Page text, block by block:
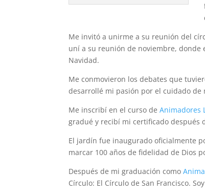
Me invitó a unirme a su reunióndel
uní a su reunión de noviembre, donde
Navidad.
Me conmovieron los debates que
desarrollé mi pasión por el cuidado
Me inscribí en el curso deAnimadores
gradué y recibí mi certificado después
El jardín fue inaugurado oficialmente
marcar 100 años de fidelidad de Dios
Después de mi graduación como
Círculo: El Círculo de San Francisco.